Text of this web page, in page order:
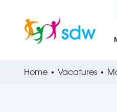
Home Vacatures